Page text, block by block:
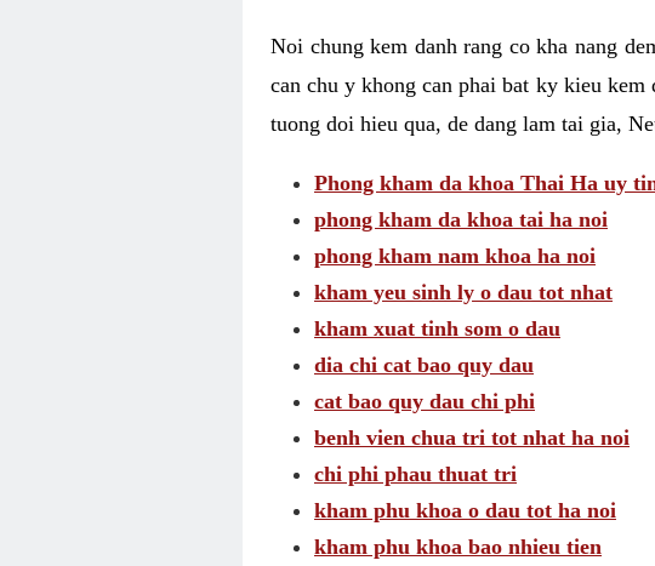
Noi chung kem danh rang co kha nang
can chu y khong can phai bat ky kieu kem
tuong doi hieu qua, de dang lam tai gia,
Phong kham da khoa Thai Ha uy
phong kham da khoa tai ha noi
phong kham nam khoa ha noi
kham yeu sinh ly o dau tot nhat
kham xuat tinh som o dau
dia chi cat bao quy dau
cat bao quy dau chi phi
benh vien chua tri tot nhat ha noi
chi phi phau thuat tri
kham phu khoa o dau tot ha noi
kham phu khoa bao nhieu tien